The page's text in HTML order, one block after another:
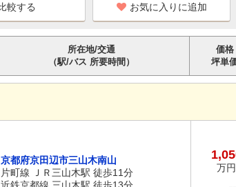
お気に入りに追加
所在地/交通
（駅/バス 所要時間）
価格
坪単
京都府京田辺市三山木南山
片町線 ＪＲ三山木駅 徒歩11分
万円